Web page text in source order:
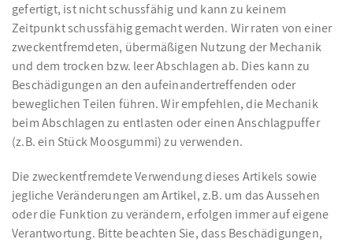
gefertigt, ist nicht schussfähig und kann zu keinem
Zeitpunkt schussfähig gemacht werden. Wir raten von einer
zweckentfremdeten, übermäßigen Nutzung der Mechanik
und dem trocken bzw. leer Abschlagen ab. Dies kann zu
Beschädigungen an den aufeinandertreffenden oder
beweglichen Teilen führen. Wir empfehlen, die Mechanik
beim Abschlagen zu entlasten oder einen Anschlagpuffer
(z.B. ein Stück Moosgummi) zu verwenden.
Die zweckentfremdete Verwendung dieses Artikels sowie
jegliche Veränderungen am Artikel, z.B. um das Aussehen
oder die Funktion zu verändern, erfolgen immer auf eigene
Verantwortung. Bitte beachten Sie, dass Beschädigungen,